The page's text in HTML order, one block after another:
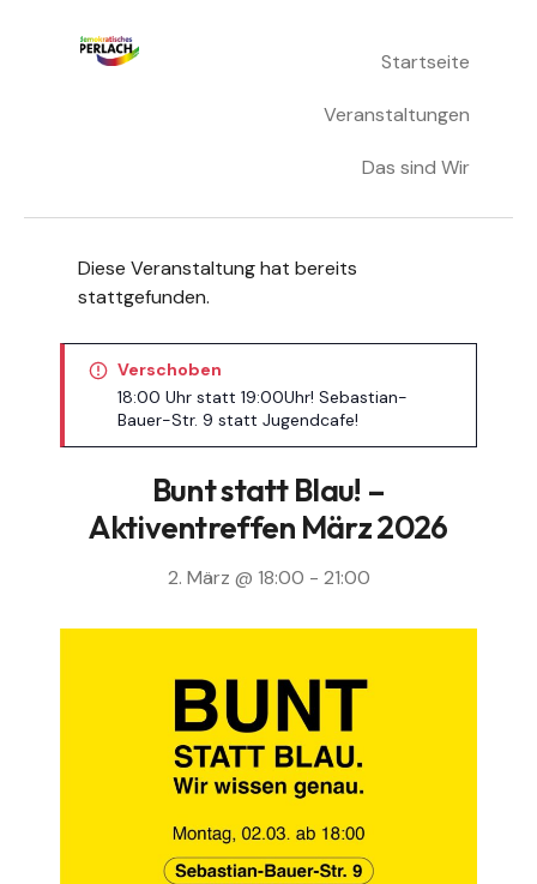
Demokratisches Perlach Startseite
Veranstaltungen
Das sind Wir
Diese Veranstaltung hat bereits
stattgefunden.
Verschoben
18:00 Uhr statt 19:00Uhr! Sebastian-
Bauer-Str. 9 statt Jugendcafe!
Bunt statt Blau! –
Aktiventreffen März 2026
2. März @ 18:00 - 21:00